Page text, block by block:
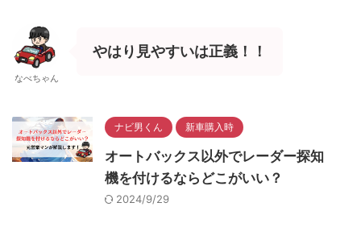
なべちゃん
やはり見やすいは正義！！
ナビ男くん 新車購入時
オートバックス以外でレーダー探知
機を付けるならどこがいい？
2024/9/29